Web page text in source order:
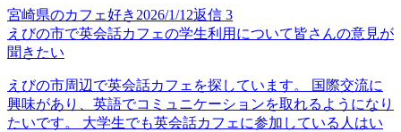
宮崎県のカフェ好き 2026/1/12返信 3
えびの市で英会話カフェの学生利用について皆さんの意見が
聞きたい
えびの市周辺で英会話カフェを探しています。 国際交流に
興味があり、英語でコミュニケーションを取れるようになり
たいです。 大学生でも英会話カフェに参加している人はい